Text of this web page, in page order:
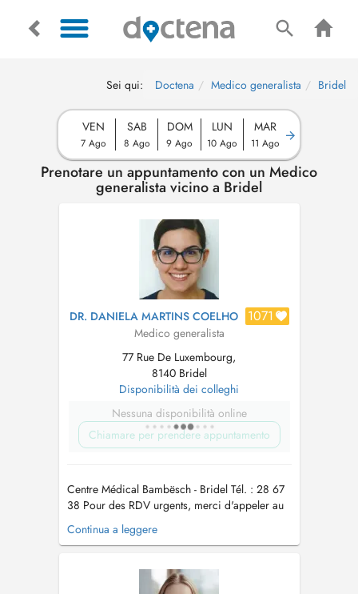
Sei qui: Doctena Medico generalista Bridel
VEN
7 Ago
SAB
8 Ago
DOM
9 Ago
LUN
10 Ago
MAR
11 Ago
Prenotare un appuntamento con un Medico
generalista vicino a Bridel
DR. DANIELA MARTINS COELHO 1071
Medico generalista
77 Rue De Luxembourg,
8140 Bridel
Disponibilità dei colleghi
Nessuna disponibilità online
Chiamare per prendere appuntamento
Centre Médical Bambësch - Bridel Tél. : 28 67
38 Pour des RDV urgents, merci d'appeler au
secrétariat Pour la vaccination Covid-19, merci
de prendre rdv par téléphone au secrétariat
secretariato. Para vacinação Covid-19, pode
telefonar ao secretari...
Continua a leggere